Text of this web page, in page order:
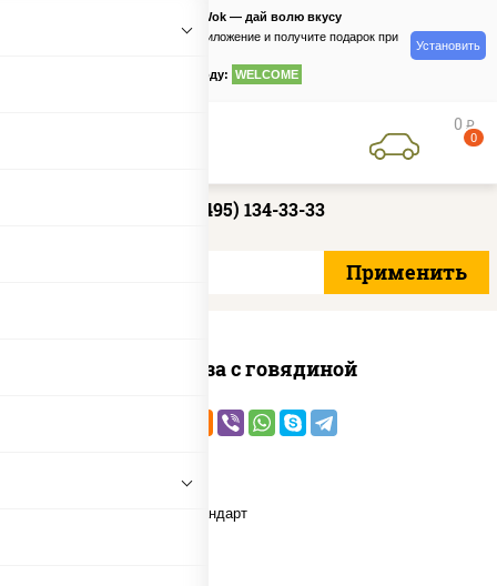
PizzaSushiWok — дай волю вкусу
Скачайте приложение и получите подарок при
по промокоду: WELCOME
Установить
0 руб
0
+7 (495) 134-33-33
Фунчоза с говядиной